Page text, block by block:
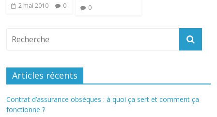
2 mai 2010 0
0
Articles récents
Contrat d’assurance obsèques : à quoi ça sert et comment ça
fonctionne ?